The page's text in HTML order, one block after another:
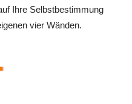
Ihre Selbstbestimmung
vier Wänden.